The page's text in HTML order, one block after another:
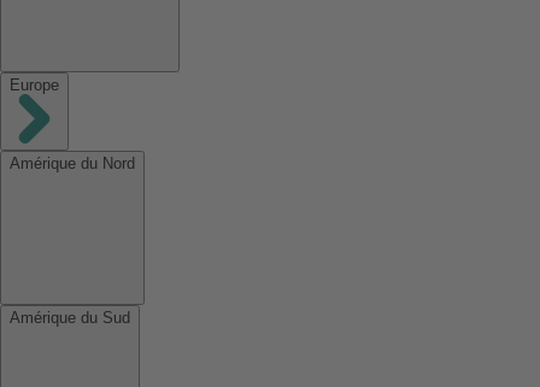
Europe
Amérique du Nord
Amérique du Sud